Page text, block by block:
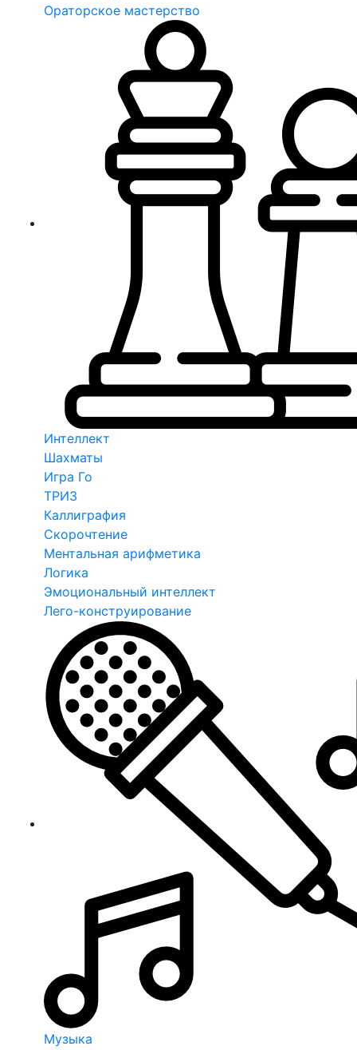
Ораторское мастерство
Интеллект
Шахматы
Игра Го
ТРИЗ
Каллиграфия
Скорочтение
Ментальная арифметика
Логика
Эмоциональный интеллект
Лего-конструирование
Музыка